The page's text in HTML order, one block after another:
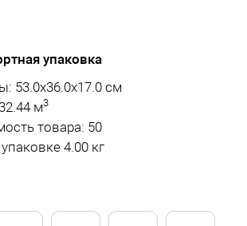
упаковка
53.0x36.0x17.0 см
м3
товара: 50
4.00 кг